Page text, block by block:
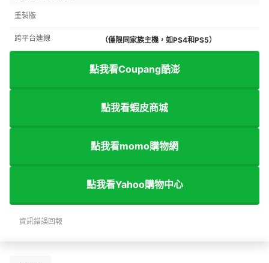
重製版
跨平台連線 （僅限同家族主機，如PS4和PS5）
點我看Coupang酷澎
點我看蝦皮商城
點我看momo購物網
點我看Yahoo購物中心
資訊錯誤回報